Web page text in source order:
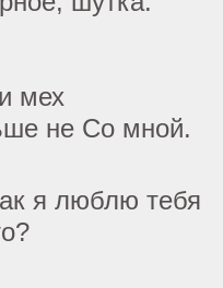
мех
не Со мной.
я люблю тебя